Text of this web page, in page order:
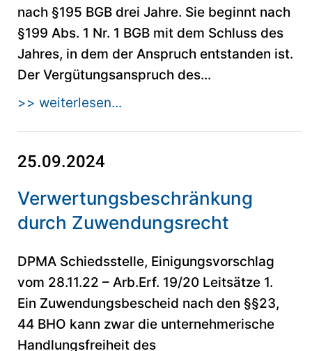
nach §195 BGB drei Jahre. Sie beginnt nach
§199 Abs. 1 Nr. 1 BGB mit dem Schluss des
Jahres, in dem der Anspruch entstanden ist.
Der Vergütungsanspruch des...
>> weiterlesen...
25.09.2024
Verwertungsbeschränkung
durch Zuwendungsrecht
DPMA Schiedsstelle, Einigungsvorschlag
vom 28.11.22 – Arb.Erf. 19/20 Leitsätze 1.
Ein Zuwendungsbescheid nach den §§23,
44 BHO kann zwar die unternehmerische
Handlungsfreiheit des